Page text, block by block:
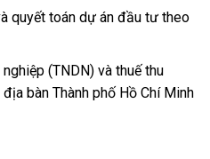
quyết toán dự án đầu tư theo
(TNDN) và thuế thu
bàn Thành phố Hồ Chí Minh